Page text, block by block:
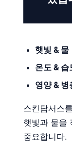
햇빛 & 물
온도 & 습
영양 & 병
스킨답서스
햇빛과 물을
중요합니다.